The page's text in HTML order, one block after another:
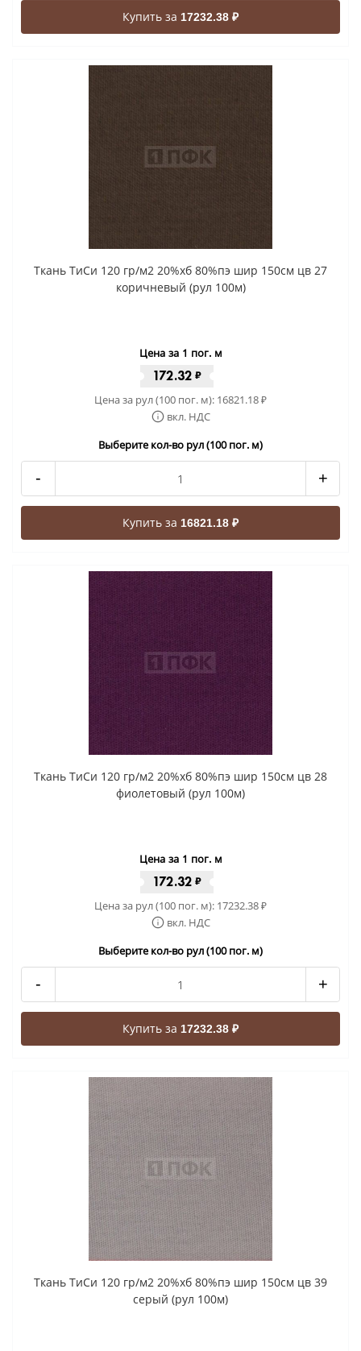
Купить за 17232.38 ₽
Ткань ТиСи 120 гр/м2 20%хб 80%пэ шир 150см цв 27
коричневый (рул 100м)
Цена за 1 пог. м
172.32 ₽
Цена за рул (100 пог. м): 16821.18₽
вкл. НДС
Выберите кол-во рул (100 пог. м)
- +
Купить за 16821.18 ₽
Ткань ТиСи 120 гр/м2 20%хб 80%пэ шир 150см цв 28
фиолетовый (рул 100м)
Цена за 1 пог. м
172.32 ₽
Цена за рул (100 пог. м): 17232.38₽
вкл. НДС
Выберите кол-во рул (100 пог. м)
- +
Купить за 17232.38 ₽
Ткань ТиСи 120 гр/м2 20%хб 80%пэ шир 150см цв 39
серый (рул 100м)